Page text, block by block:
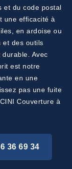
et du code postal
une efficacité à
en ardoise ou
et des outils
Avec
est notre
en une
pas une fuite
Couverture à
36 69 34